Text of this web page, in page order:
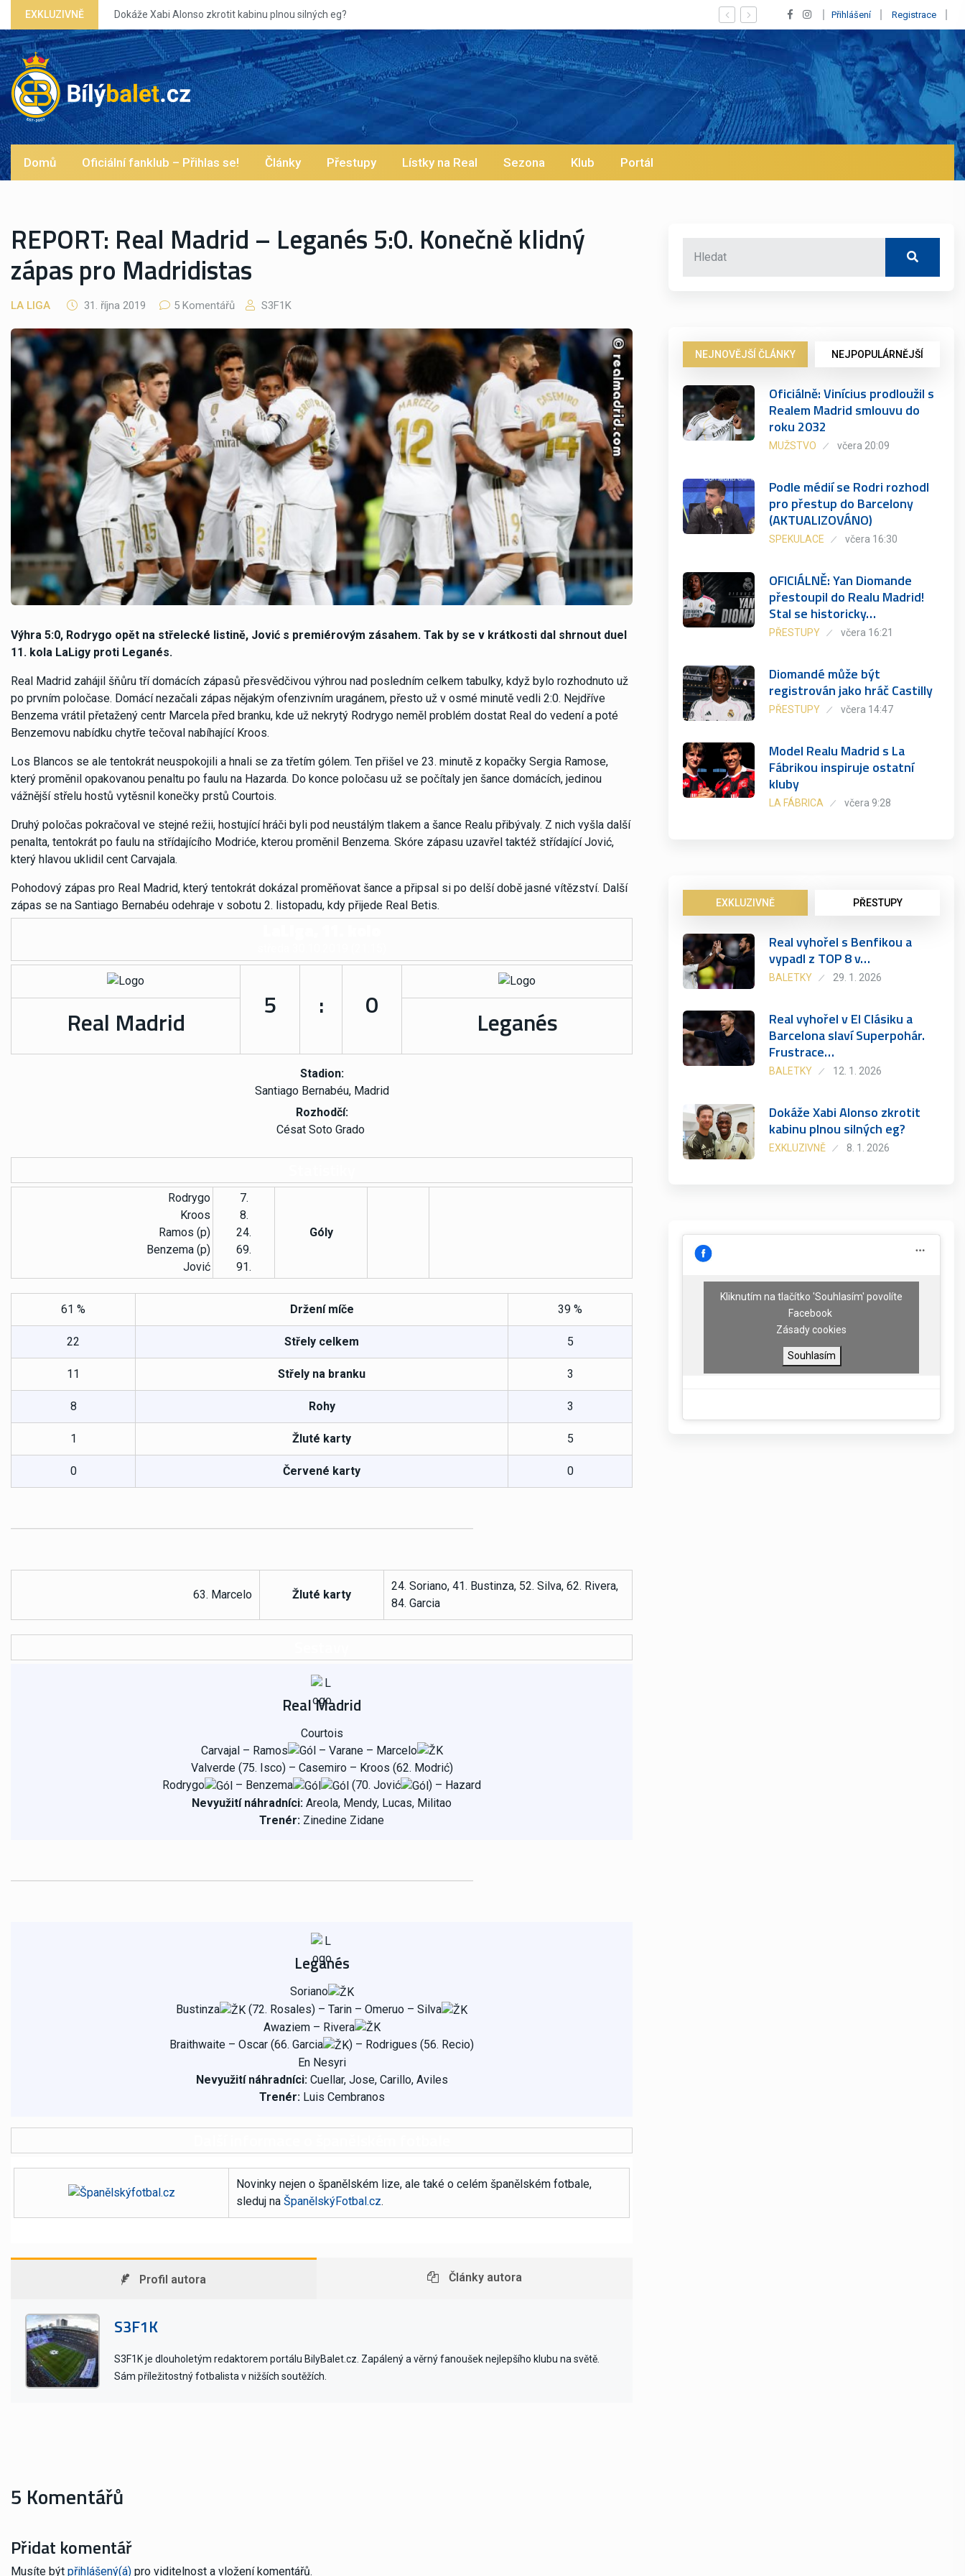
EXKLUZIVNĚ
silných eg? Vypískaný Vinícius! Blíží se jeho odchod z Realu a pustí se klub na trh už v lednu? | BALETKY #33
Přihlášení Registrace
Domů Oficiální fanklub – Přihlas se! Články Přestupy Lístky na Real Sezona Klub Portál
REPORT: Real Madrid – Leganés 5:0. Konečně klidný
zápas pro Madridistas
LA LIGA 31. října 2019 5 Komentářů S3F1K
Výhra 5:0, Rodrygo opět na střelecké listině, Jović s premiérovým zásahem. Tak by se v krátkosti dal shrnout duel
11. kola LaLigy proti Leganés.
Real Madrid zahájil šňůru tří domácích zápasů přesvědčivou výhrou nad posledním celkem tabulky, když bylo rozhodnuto už
po prvním poločase. Domácí nezačali zápas nějakým ofenzivním uragánem, přesto už v osmé minutě vedli 2:0. Nejdříve
Benzema vrátil přetažený centr Marcela před branku, kde už nekrytý Rodrygo neměl problém dostat Real do vedení a poté
Benzemovu nabídku chytře tečoval nabíhající Kroos.
Los Blancos se ale tentokrát neuspokojili a hnali se za třetím gólem. Ten přišel ve 23. minutě z kopačky Sergia Ramose,
který proměnil opakovanou penaltu po faulu na Hazarda. Do konce poločasu už se počítaly jen šance domácích, jedinou
vážnější střelu hostů vytěsnil konečky prstů Courtois.
Druhý poločas pokračoval ve stejné režii, hostující hráči byli pod neustálým tlakem a šance Realu přibývaly. Z nich vyšla další
penalta, tentokrát po faulu na střídajícího Modriće, kterou proměnil Benzema. Skóre zápasu uzavřel taktéž střídající Jović,
který hlavou uklidil cent Carvajala.
Pohodový zápas pro Real Madrid, který tentokrát dokázal proměňovat šance a připsal si po delší době jasné vítězství. Další
zápas se na Santiago Bernabéu odehraje v sobotu 2. listopadu, kdy přijede Real Betis.
5 : 0
Real Madrid Leganés
Stadion:
Santiago Bernabéu, Madrid
Rozhodčí:
Césat Soto Grado
Rodrygo
Kroos
Ramos (p)
Benzema (p)
Jović
7.
8.
24.
69.
91.
Góly
61 % Držení míče 39 %
22 Střely celkem 5
11 Střely na branku 3
8 Rohy 3
1 Žluté karty 5
0 Červené karty 0
63. Marcelo Žluté karty
24. Soriano, 41. Bustinza, 52. Silva, 62. Rivera,
84. Garcia
Real Madrid
Courtois
Carvajal – Ramos
– Varane – Marcelo
Valverde (75. Isco) – Casemiro – Kroos (62. Modrić)
Rodrygo
– Benzema (70. Jović ) – Hazard
Nevyužití náhradníci: Areola, Mendy, Lucas, Militao
Trenér: Zinedine Zidane
Leganés
Soriano
Bustinza
(72. Rosales) – Tarin – Omeruo – Silva
Awaziem – Rivera
Braithwaite – Oscar (66. Garcia
) – Rodrigues (56. Recio)
En Nesyri
Nevyužití náhradníci: Cuellar, Jose, Carillo, Aviles
Trenér: Luis Cembranos
Novinky nejen o španělském lize, ale také o celém španělském fotbale,
sleduj na ŠpanělskýFotbal.cz.
Profil autora Články autora
S3F1K
S3F1K je dlouholetým redaktorem portálu BilyBalet.cz. Zapálený a věrný fanoušek nejlepšího klubu na světě.
Sám příležitostný fotbalista v nižších soutěžích.
5 Komentářů
Přidat komentář
Musíte být přihlášený(á) pro viditelnost a vložení komentářů.
NEJNOVĚJŠÍ ČLÁNKY NEJPOPULÁRNĚJŠÍ
Oficiálně: Vinícius prodloužil s
Realem Madrid smlouvu do
roku 2032
MUŽSTVO včera 20:09
Podle médií se Rodri rozhodl
pro přestup do Barcelony
(AKTUALIZOVÁNO)
SPEKULACE včera 16:30
OFICIÁLNĚ: Yan Diomande
přestoupil do Realu Madrid!
Stal se historicky…
PŘESTUPY včera 16:21
Diomandé může být
registrován jako hráč Castilly
PŘESTUPY včera 14:47
Model Realu Madrid s La
Fábrikou inspiruje ostatní
kluby
LA FÁBRICA včera 9:28
EXKLUZIVNĚ PŘESTUPY
Real vyhořel s Benfikou a
vypadl z TOP 8 v…
BALETKY 29. 1. 2026
Real vyhořel v El Clásiku a
Barcelona slaví Superpohár.
Frustrace…
BALETKY 12. 1. 2026
Dokáže Xabi Alonso zkrotit
kabinu plnou silných eg?
EXKLUZIVNĚ 8. 1. 2026
Kliknutím na tlačítko 'Souhlasím' povolíte
Facebook
Zásady cookies
Souhlasím